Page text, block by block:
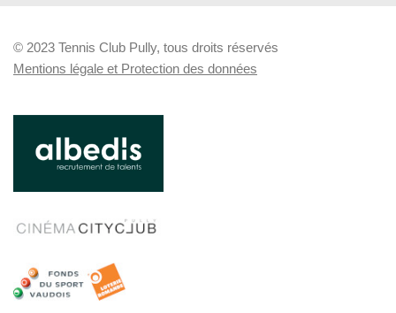
© 2023 Tennis Club Pully, tous droits réservés
Mentions légale et Protection des données